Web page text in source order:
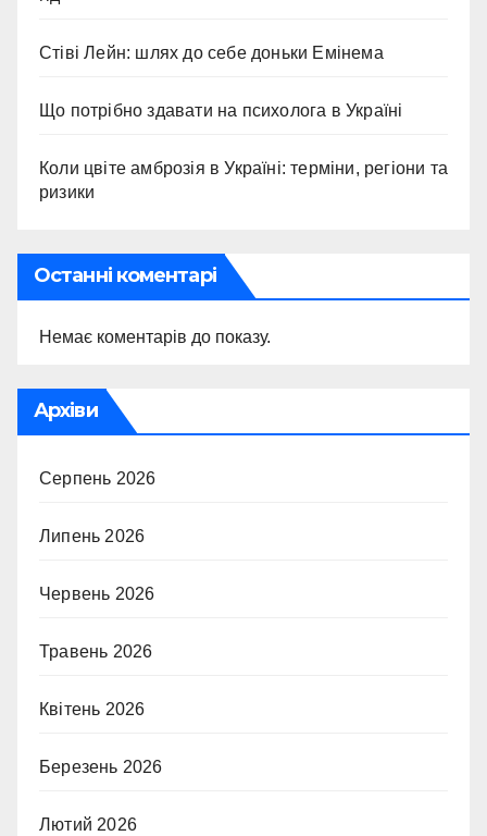
Стіві Лейн: шлях до себе доньки Емінема
Що потрібно здавати на психолога в Україні
Коли цвіте амброзія в Україні: терміни, регіони та
ризики
Останні коментарі
Немає коментарів до показу.
Архіви
Серпень 2026
Липень 2026
Червень 2026
Травень 2026
Квітень 2026
Березень 2026
Лютий 2026